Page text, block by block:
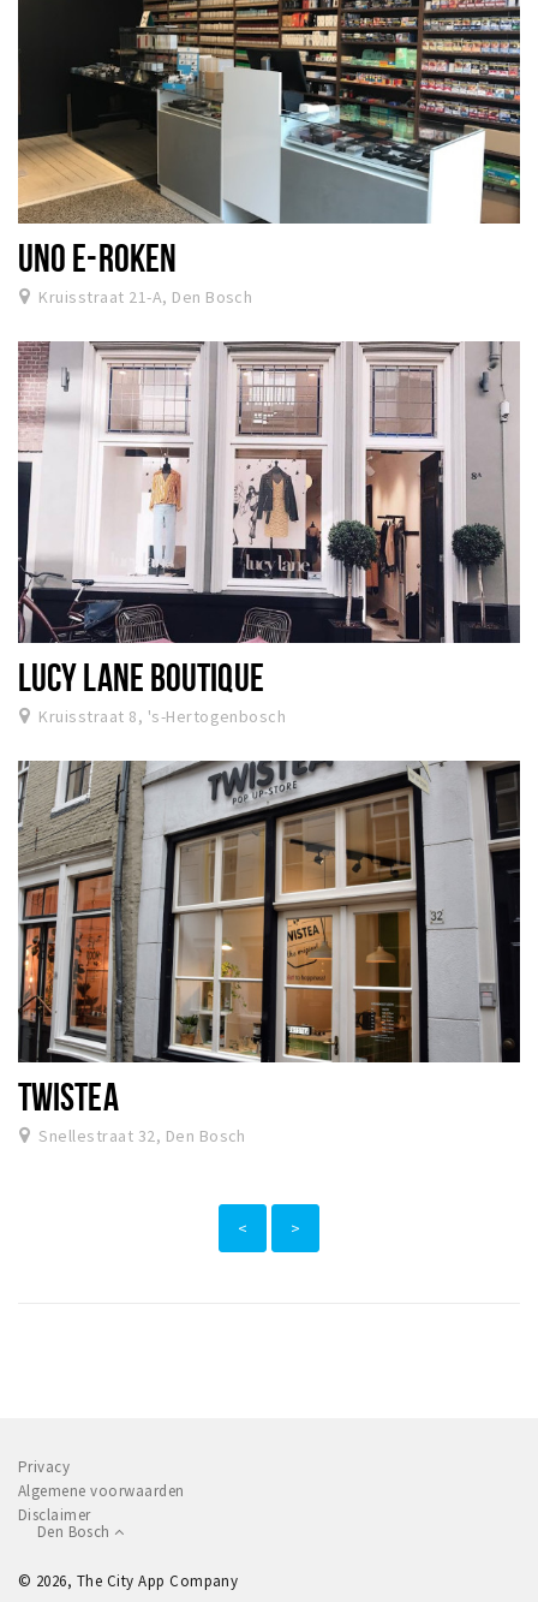
UNO E-ROKEN
Kruisstraat 21-A, Den Bosch
LUCY LANE BOUTIQUE
Kruisstraat 8, 's-Hertogenbosch
TWISTEA
Snellestraat 32, Den Bosch
< >
Privacy
Algemene voorwaarden
Disclaimer
Den Bosch
© 2026, The City App Company